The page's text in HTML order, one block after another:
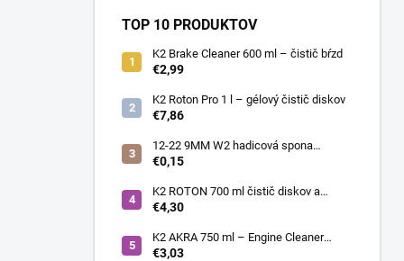
TOP 10 PRODUKTOV
K2 Brake Cleaner 600 ml – čistič bŕzd
€2,99
K2 Roton Pro 1 l – gélový čistič diskov
€7,86
12-22 9MM W2 hadicová spona
nerezová
€0,15
K2 ROTON 700 ml čistič diskov a
deionizér
€4,30
K2 AKRA 750 ml – Engine Cleaner
(čistič motora)
€3,03